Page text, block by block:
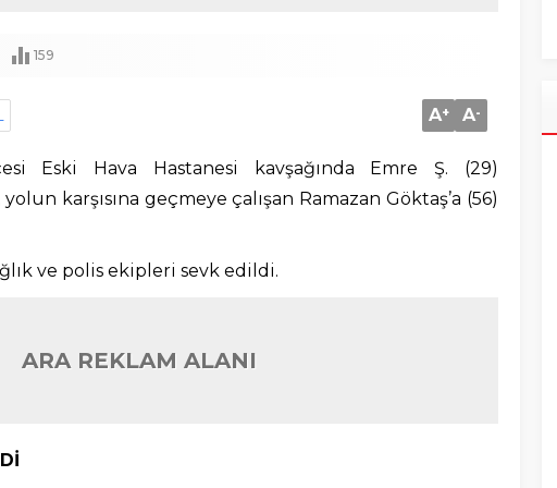
159
A+ A-
Eski Hava Hastanesi kavşağında Emre Ş. (29)
karşısına geçmeye çalışan Ramazan Göktaş’a (56)
ve polis ekipleri sevk edildi.
ARA REKLAM ALANI